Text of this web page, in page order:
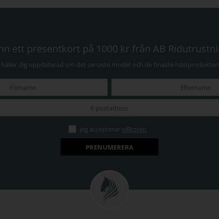
ett presentkort på 1000 kr från AB
håller dig uppdaterad om det senaste modet och de finaste
Jag accepterarvillkoren